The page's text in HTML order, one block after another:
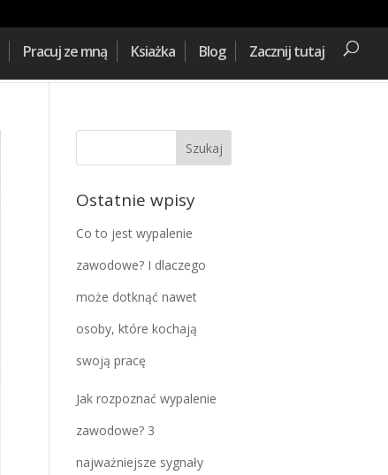
Pracuj ze mną Ksiażka Blog Zacznij tutaj
Ostatnie wpisy
Co to jest wypalenie
zawodowe? I dlaczego
może dotknąć nawet
osoby, które kochają
swoją pracę
Jak rozpoznać wypalenie
zawodowe? 3
najważniejsze sygnały